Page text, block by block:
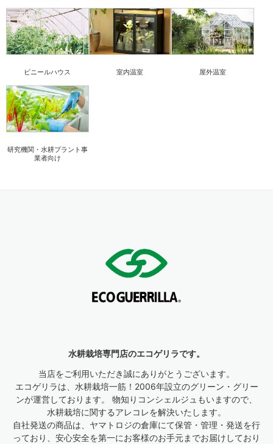
ビニールハウス 室内温室 屋外温室
研究機関・水耕プラント事
業者向け
水耕栽培専門店のエコゲリラです。
当店をご利用いただき誠にありがとうございます。
エコゲリラは、水耕栽培一筋！2006年設立のグリーン・グリー
ンが運営しております。 物知りコンシェルジュもいますので、
水耕栽培に関するアレコレを解決いたします。
自社発送の商品は、ヤマトロジの倉庫にて保管・管理・発送を行
っており、安心安全を第一にお客様のお手元までお届けしており